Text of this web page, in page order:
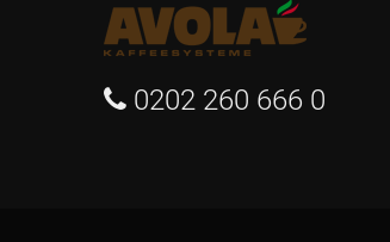
0202 260 666 0